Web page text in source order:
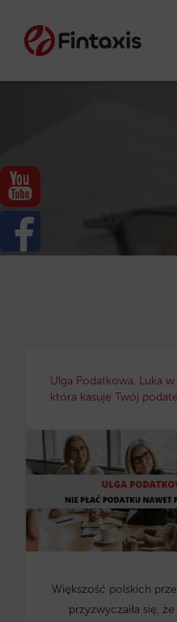
Ulga Podatkowa. Luka
która kasuje Twój
Większość polskich
przyzwyczaiła się, że